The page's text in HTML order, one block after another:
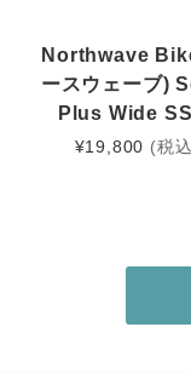
Northwave
ースウェーブ)
Plus Wide
¥19,800 (税